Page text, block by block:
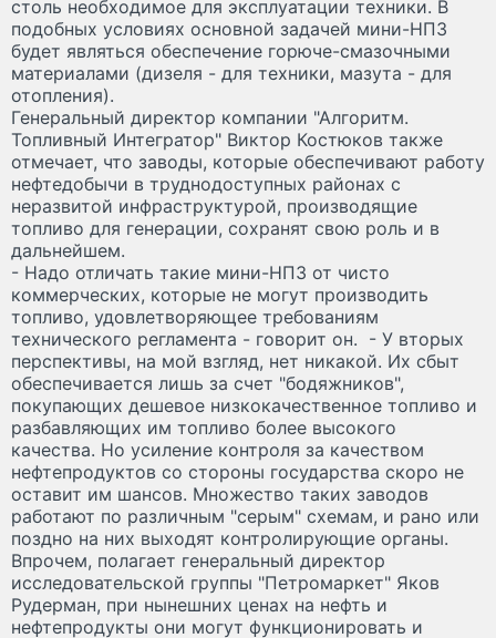
столь необходимое для эксплуатации техники. В
подобных условиях основной задачей мини-НПЗ
будет являться обеспечение горюче-смазочными
материалами (дизеля - для техники, мазута - для
отопления).
Генеральный директор компании "Алгоритм.
Топливный Интегратор" Виктор Костюков также
отмечает, что заводы, которые обеспечивают работу
нефтедобычи в труднодоступных районах с
неразвитой инфраструктурой, производящие
топливо для генерации, сохранят свою роль и в
дальнейшем.
- Надо отличать такие мини-НПЗ от чисто
коммерческих, которые не могут производить
топливо, удовлетворяющее требованиям
технического регламента - говорит он. - У вторых
перспективы, на мой взгляд, нет никакой. Их сбыт
обеспечивается лишь за счет "бодяжников",
покупающих дешевое низкокачественное топливо и
разбавляющих им топливо более высокого
качества. Но усиление контроля за качеством
нефтепродуктов со стороны государства скоро не
оставит им шансов. Множество таких заводов
работают по различным "серым" схемам, и рано или
поздно на них выходят контролирующие органы.
Впрочем, полагает генеральный директор
исследовательской группы "Петромаркет" Яков
Рудерман, при нынешних ценах на нефть и
нефтепродукты они могут функционировать и